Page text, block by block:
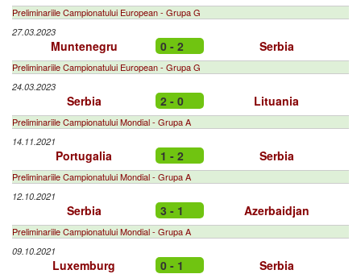
Preliminariile Campionatului European - Grupa G
27.03.2023
Muntenegru 0 - 2 Serbia
Preliminariile Campionatului European - Grupa G
24.03.2023
Serbia 2 - 0 Lituania
Preliminariile Campionatului Mondial - Grupa A
14.11.2021
Portugalia 1 - 2 Serbia
Preliminariile Campionatului Mondial - Grupa A
12.10.2021
Serbia 3 - 1 Azerbaidjan
Preliminariile Campionatului Mondial - Grupa A
09.10.2021
Luxemburg 0 - 1 Serbia